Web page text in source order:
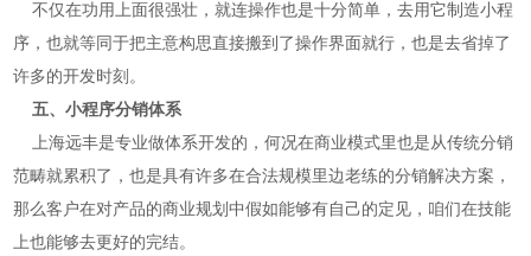
不仅在功用上面很强壮，就连操作也是十分简单，去用它制造小程
序，也就等同于把主意构思直接搬到了操作界面就行，也是去省掉了
许多的开发时刻。
五、小程序分销体系
上海远丰是专业做体系开发的，何况在商业模式里也是从传统分销
范畴就累积了，也是具有许多在合法规模里边老练的分销解决方案，
那么客户在对产品的商业规划中假如能够有自己的定见，咱们在技能
上也能够去更好的完结。